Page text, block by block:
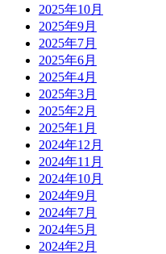
2025年10月
2025年9月
2025年7月
2025年6月
2025年4月
2025年3月
2025年2月
2025年1月
2024年12月
2024年11月
2024年10月
2024年9月
2024年7月
2024年5月
2024年2月